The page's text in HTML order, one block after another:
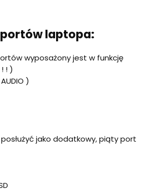
laptopa:
wyposażony jest w funkcję
! )
)
posłużyć jako dodatkowy, piąty port